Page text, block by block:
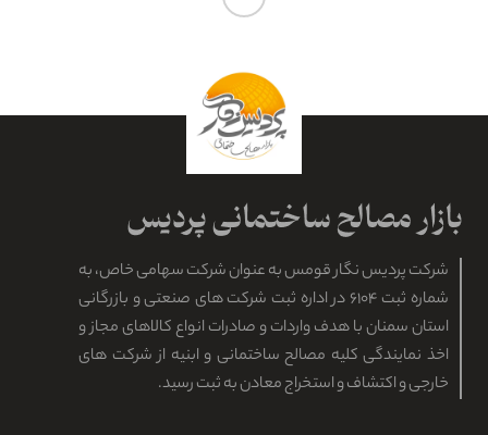
نرخ خرید انواع گچ سمنان
گچ ساختمانی سمنان در انواع و کاربردهای مختلف، قابل استفاده در
اقلیم متفاوت، به نرخ مصوب اتحادیه، از طریق این مرکز در سراسر کشور
خرید و فروش می شود. گچ،…